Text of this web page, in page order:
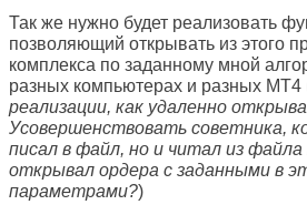
Так же нужно будет реализовать
позволяющий открывать из этого
комплекса по заданному мной
разных компьютерах и разных MT4
реализации, как удаленно
Усовершенствовать советника,
писал в файл, но и читал из
открывал ордера с заданными в
параметрами?)